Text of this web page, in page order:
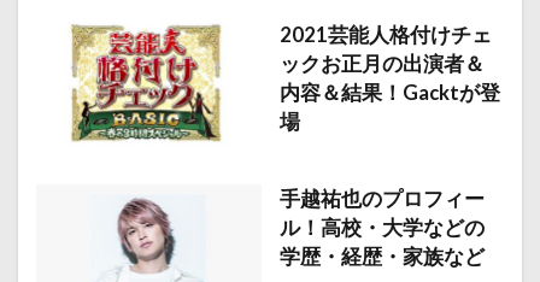
2021芸能人格付けチェ
ックお正月の出演者＆
内容＆結果！Gacktが登
場
手越祐也のプロフィー
ル！高校・大学などの
学歴・経歴・家族など